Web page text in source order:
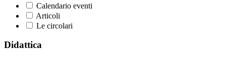
Calendario eventi
Articoli
Le circolari
Didattica